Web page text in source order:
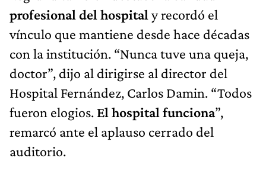
profesional del hospital y recordó el
vínculo que mantiene desde hace décadas
con la institución. “Nunca tuve una queja,
doctor”, dijo al dirigirse al director del
Hospital Fernández, Carlos Damin. “Todos
fueron elogios. El hospital funciona”,
remarcó ante el aplauso cerrado del
auditorio.